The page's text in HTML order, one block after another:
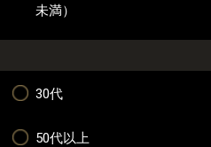
未満）
30代
50代以上